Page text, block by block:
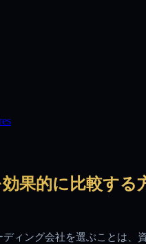
果的に比較する
ィング会社を選ぶことは、